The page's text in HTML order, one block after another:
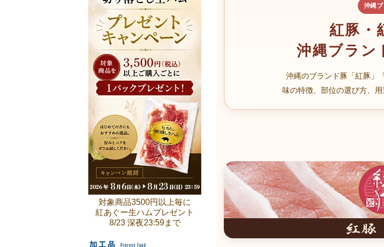
沖縄
紅豚・
沖縄ブラン
沖縄のブランド豚「紅豚」
味の特徴、部位の選び方、
対象商品3500円以上毎に
紅あぐー生ハムプレゼント
8/23 深夜23:59まで